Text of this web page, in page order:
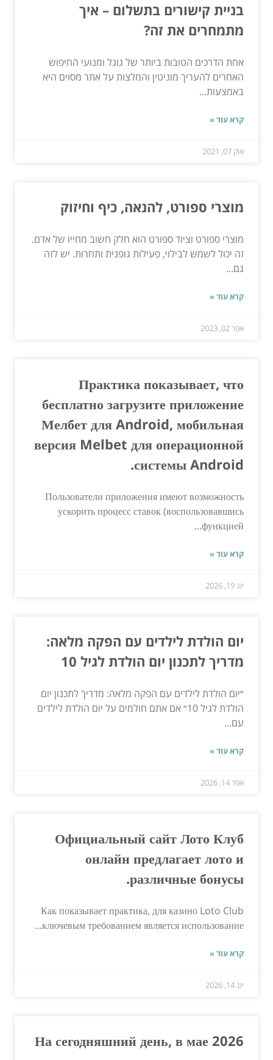
בניית קישורים בתשלום – איך
מתמחרים את זה?
אחת הדרכים הטובות ביותר של גוגל ומנועי החיפוש
האחרים להעריך מוניטין והמלצות על אתר מסוים היא
באמצעות...
קרא עוד »
אוק 07, 2021
מוצרי ספורט, להנאה, כיף וחיזוק
מוצרי ספורט וציוד ספורט הוא חלק חשוב מחייו של אדם.
זה יכול לשמש לבילוי, פעילות גופנית ותחרות. יש לזה
גם...
קרא עוד »
אפר 02, 2023
Практика показывает, что
бесплатно загрузите приложение
Мелбет для Android, мобильная
версия Melbet для операционной
системы Android.
Пользователи приложения имеют возможность
ускорить процесс ставок (воспользовавшись
функцией...
קרא עוד »
יונ 19, 2026
יום הולדת לילדים עם הפקה מלאה:
מדריך לתכנון יום הולדת לגיל 10
״יום הולדת לילדים עם הפקה מלאה: מדריך לתכנון יום
הולדת לגיל 10״ אם אתם חולמים על יום הולדת לילדים
עם...
קרא עוד »
אפר 14, 2026
Официальный сайт Лото Клуб
онлайн предлагает лото и
различные бонусы.
Как показывает практика, для казино Loto Club
ключевым требованием является использование...
קרא עוד »
יונ 14, 2026
На сегодняшний день, в мае 2026